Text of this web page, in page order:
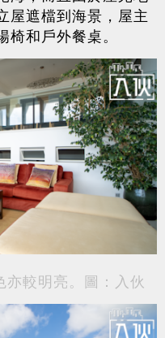
屋遮檔到海景，屋主
和戶外餐桌。
較明亮。圖：入伙